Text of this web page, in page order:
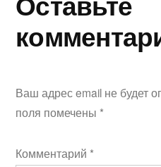
Ваш адрес email не будет
поля помечены *
Комментарий *